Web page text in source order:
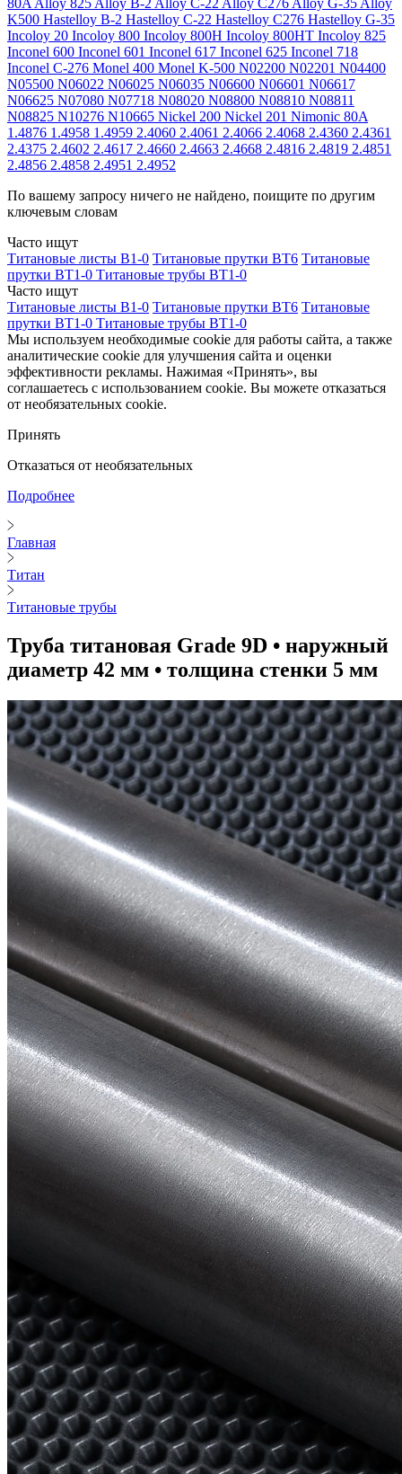
80A Alloy 825 Alloy B-2 Alloy C-22 Alloy C276 Alloy G-35 Alloy
K500 Hastelloy B-2 Hastelloy C-22 Hastelloy C276 Hastelloy G-35
Incoloy 20 Incoloy 800 Incoloy 800H Incoloy 800HT Incoloy 825
Inconel 600 Inconel 601 Inconel 617 Inconel 625 Inconel 718
Inconel C-276 Monel 400 Monel K-500 N02200 N02201 N04400
N05500 N06022 N06025 N06035 N06600 N06601 N06617
N06625 N07080 N07718 N08020 N08800 N08810 N08811
N08825 N10276 N10665 Nickel 200 Nickel 201 Nimonic 80A
1.4876 1.4958 1.4959 2.4060 2.4061 2.4066 2.4068 2.4360 2.4361
2.4375 2.4602 2.4617 2.4660 2.4663 2.4668 2.4816 2.4819 2.4851
2.4856 2.4858 2.4951 2.4952
По вашему запросу ничего не найдено, поищите по другим
ключевым словам
Часто ищут
Титановые листы В1-0 Титановые прутки ВТ6 Титановые
прутки ВТ1-0 Титановые трубы ВТ1-0
Часто ищут
Титановые листы В1-0 Титановые прутки ВТ6 Титановые
прутки ВТ1-0 Титановые трубы ВТ1-0
Мы используем необходимые cookie для работы сайта, а также
аналитические cookie для улучшения сайта и оценки
эффективности рекламы. Нажимая «Принять», вы
соглашаетесь с использованием cookie. Вы можете отказаться
от необязательных cookie.
Принять
Отказаться от необязательных
Подробнее
Главная
Титан
Титановые трубы
Труба титановая Grade 9D • наружный
диаметр 42 мм • толщина стенки 5 мм